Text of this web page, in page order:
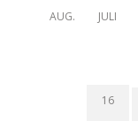
AUG.
JULI
16